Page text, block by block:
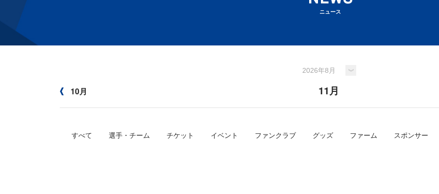
ニュース
10月 11月
すべて 選手・チーム チケット イベント ファンクラブ グッズ ファーム スポンサー